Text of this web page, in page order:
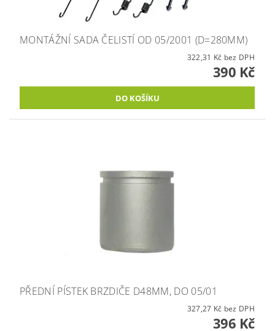
MONTÁŽNÍ SADA ČELISTÍ OD 05/2001 (D=280MM)
322,31 Kč bez DPH
390 Kč
PŘEDNÍ PÍSTEK BRZDIČE D48MM, DO 05/01
327,27 Kč bez DPH
396 Kč